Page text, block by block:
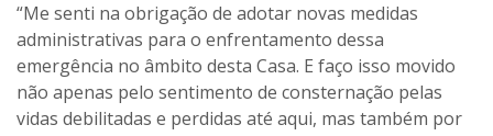
“Me senti na obrigação de adotar novas medidas
administrativas para o enfrentamento dessa
emergência no âmbito desta Casa. E faço isso movido
não apenas pelo sentimento de consternação pelas
vidas debilitadas e perdidas até aqui, mas também por